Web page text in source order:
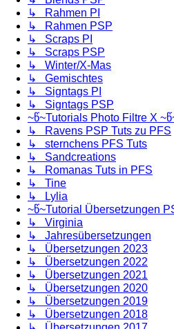
↳ Rahmen PI
↳ Rahmen PSP
↳ Scraps PI
↳ Scraps PSP
↳ Winter/X-Mas
↳ Gemischtes
↳ Signtags PI
↳ Signtags PSP
~წ~Tutorials Photo Filtre X
↳ Ravens PSP Tuts zu PFS
↳ sternchens PFS Tuts
↳ Sandcreations
↳ Romanas Tuts in PFS
↳ Tine
↳ Lylia
~წ~Tutorial Übersetzungen
↳ Virginia
↳ Jahresübersetzungen
↳ Übersetzungen 2023
↳ Übersetzungen 2022
↳ Übersetzungen 2021
↳ Übersetzungen 2020
↳ Übersetzungen 2019
↳ Übersetzungen 2018